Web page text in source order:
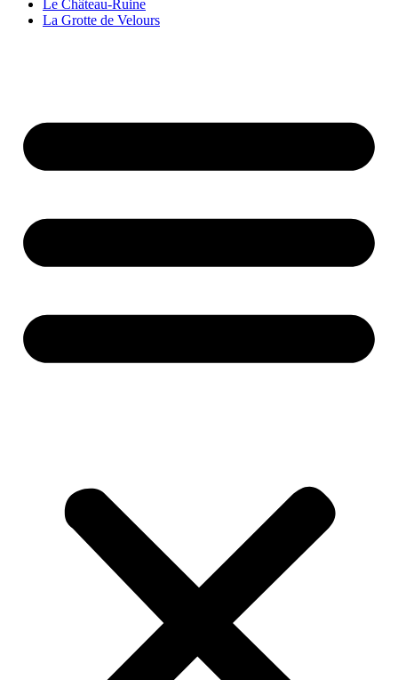
Le Château-Ruine
La Grotte de Velours